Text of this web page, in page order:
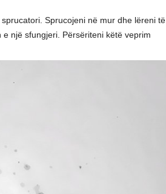
Sprucojeni në mur dhe lëreni të
një sfungjeri. Përsëriteni këtë veprim